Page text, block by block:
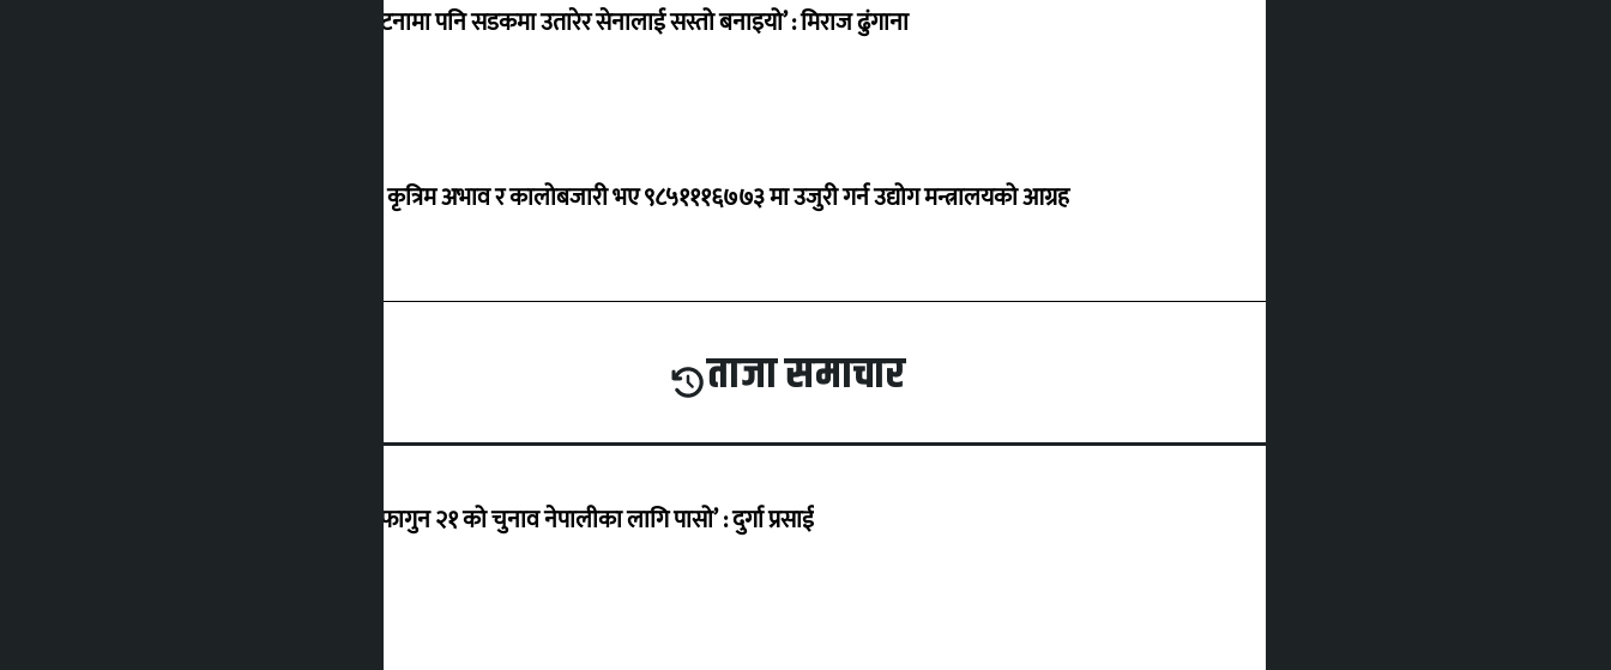
‘सानो घटनामा पनि सडकमा उतारेर सेनालाई सस्तो बनाइयो’ : मिराज ढुंगाना
ग्यासको कृत्रिम अभाव र कालोबजारी भए ९८५१११६७७३ मा उजुरी गर्न उद्योग मन्त्रालयको आग्रह
ताजा समाचार
‘राजसंस्था हटेदेखि नेपाललाई दशा लाग्यो, फागुन २१ को चुनाव नेपालीका लागि पासो’ : दुर्गा प्रसाई